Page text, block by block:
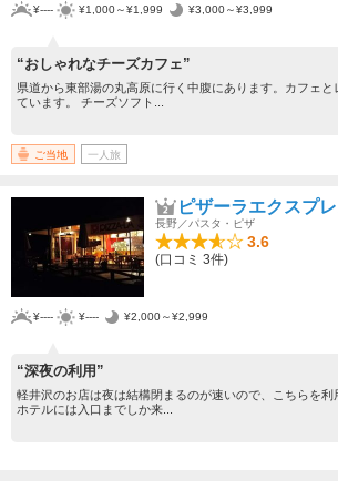
¥---- ¥1,000～¥1,999 ¥3,000～¥3,999
“おしゃれなチーズカフェ”
県道から東部湯の丸高原に行く中腹にあります。カフェ
ています。 チーズソフト...
ご当地 一人旅
ピザーラエクスプ
長野／パスタ・ピザ
3.6
(口コミ 3件)
¥---- ¥---- ¥2,000～¥2,999
“深夜の利用”
軽井沢のお店は夜は結構閉まるのが速いので、こちらを
ホテルには入口までしか来...